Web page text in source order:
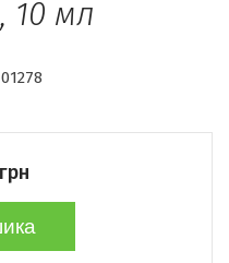
10 мл
01278
грн